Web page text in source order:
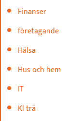
Finanser
företagande
Hälsa
Hus och hem
IT
Kl trä